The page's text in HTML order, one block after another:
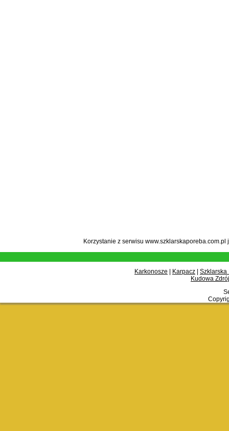
Korzystanie z serwisu
Karkonosze Karpacz
Szklarska
Kudowa